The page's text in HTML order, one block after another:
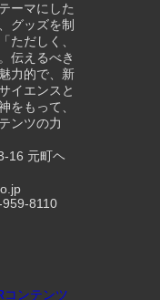
ーマにした
グッズを制
ただしく、
伝えるべき
力的で、新
イエンスと
をもって、
ンツの力
16 元町ヘ
8110